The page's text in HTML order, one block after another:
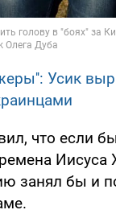
Усик
что если
Иисуса
занял бы и